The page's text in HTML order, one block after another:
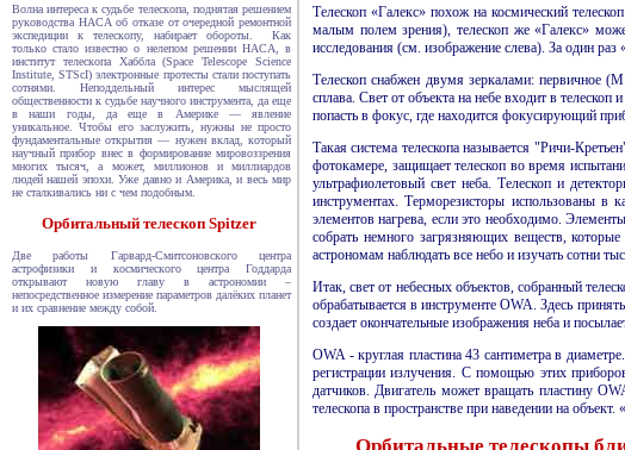
Волна интереса к судьбе телескопа, поднятая решением
руководства НАСА об отказе от очередной ремонтной
экспедиции к телескопу, набирает обороты. Как
только стало известно о нелепом решении НАСА, в
институт телескопа Хаббла (Space Telescope Science
Institute, STScI) электронные протесты стали поступать
сотнями. Неподдельный интерес мыслящей
общественности к судьбе научного инструмента, да еще
в наши годы, да еще в Америке — явление
уникальное. Чтобы его заслужить, нужны не просто
фундаментальные открытия — нужен вклад, который
научный прибор внес в формирование мировоззрения
многих тысяч, а может, миллионов и миллиардов
людей нашей эпохи. Уже давно и Америка, и весь мир
не сталкивались ни с чем подобным.
Орбитальный телескоп Spitzer
Две работы Гарвард-Смитсоновского центра
астрофизики и космического центра Годдарда
открывают новую главу в астрономии –
непосредственное измерение параметров далёких планет
и их сравнение между собой.
Телескоп «Галекс» похож на космический
малым полем зрения), телескоп же «Галекс»
исследования (см. изображение слева). За один
Телескоп снабжен двумя зеркалами: первичное
сплава. Свет от объекта на небе входит в телескоп
попасть в фокус, где находится фокусирующий
Такая система телескопа называется "Ричи-
фотокамере, защищает телескоп во время
ультрафиолетовый свет неба. Телескоп и
инструментах. Терморезисторы использованы
элементов нагрева, если это необходимо.
собрать немного загрязняющих веществ, которые
астрономам наблюдать все небо и изучать сотни
Итак, свет от небесных объектов, собранный
обрабатывается в инструменте OWA. Здесь
создает окончательные изображения неба и
OWA - круглая пластина 43 сантиметра в
регистрации излучения. С помощью этих
датчиков. Двигатель может вращать пластину
телескопа в пространстве при наведении на